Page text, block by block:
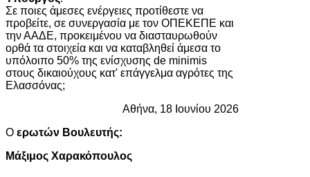
Σε ποιες άμεσες ενέργειες προτίθεστε να
προβείτε, σε συνεργασία με τον ΟΠΕΚΕΠΕ και
την ΑΑΔΕ, προκειμένου να διασταυρωθούν
ορθά τα στοιχεία και να καταβληθεί άμεσα το
υπόλοιπο 50% της ενίσχυσης de minimis
στους δικαιούχους κατ' επάγγελμα αγρότες της
Ελασσόνας;
Αθήνα, 18 Ιουνίου 2026
Ο ερωτών Βουλευτής:
Μάξιμος Χαρακόπουλος